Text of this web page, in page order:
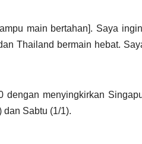
main bertahan]. Saya
Thailand bermain hebat.
menyingkirkan
dan Sabtu (1/1).